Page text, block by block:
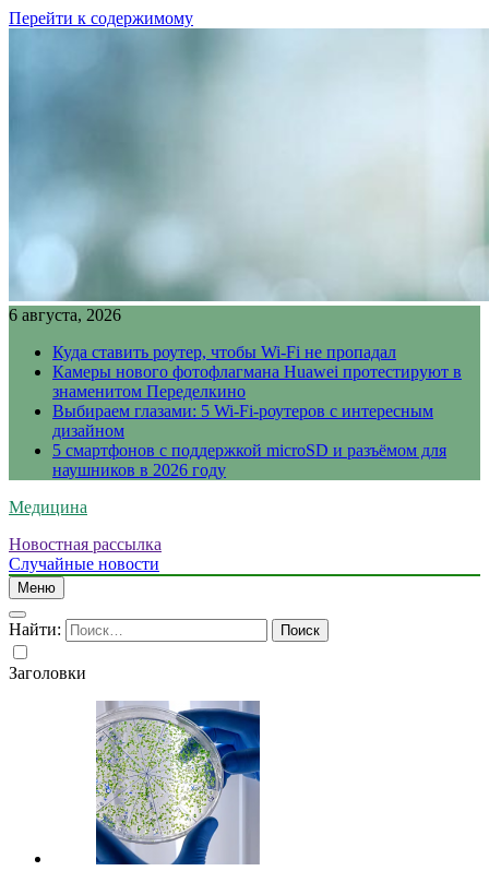
Перейти к содержимому
6 августа, 2026
Куда ставить роутер, чтобы Wi-Fi не пропадал
Камеры нового фотофлагмана Huawei протестируют в
знаменитом Переделкино
Выбираем глазами: 5 Wi-Fi-роутеров с интересным
дизайном
5 смартфонов с поддержкой microSD и разъёмом для
наушников в 2026 году
Медицина
Новостная рассылка
Случайные новости
Меню
Найти:
Заголовки